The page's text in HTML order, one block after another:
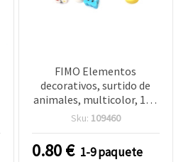
FIMO Elementos
decorativos, surtido de
animales, multicolor, 10 x
9 x 5 mm, agujero: 2 mm –
Sku: 109460
0.80€ 1-9 paquete